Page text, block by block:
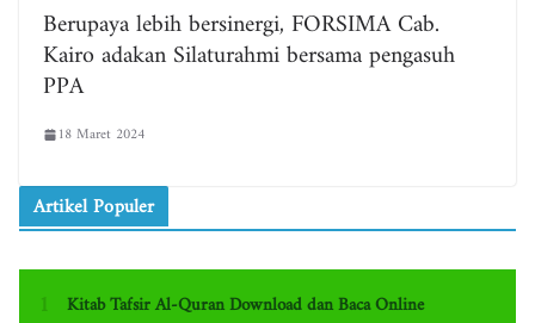
Berupaya lebih bersinergi, FORSIMA Cab.
Kairo adakan Silaturahmi bersama pengasuh
PPA
18 Maret 2024
Artikel Populer